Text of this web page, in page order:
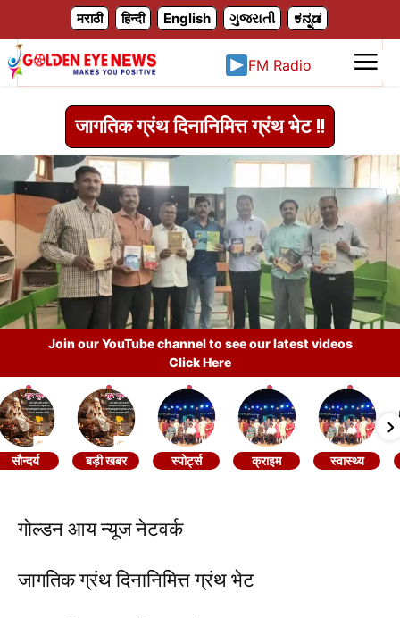
मराठी हिन्दी English ગુજરાતી ಕನ್ನಡ
FM Radio
जागतिक ग्रंथ दिनानिमित्त ग्रंथ भेट !!
Join our YouTube channel to see our latest videos
Click Here
सौन्दर्य बड़ी खबर स्पोर्ट्स क्राइम स्वास्थ्य
गोल्डन आय न्यूज नेटवर्क
जागतिक ग्रंथ दिनानिमित्त ग्रंथ भेट